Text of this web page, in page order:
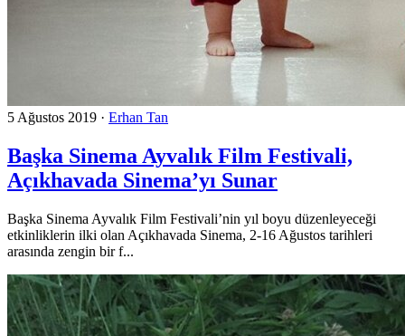
5 Ağustos 2019 · Erhan Tan
Başka Sinema Ayvalık Film Festivali,
Açıkhavada Sinema’yı Sunar
Başka Sinema Ayvalık Film Festivali’nin yıl boyu düzenleyeceği
etkinliklerin ilki olan Açıkhavada Sinema, 2-16 Ağustos tarihleri
arasında zengin bir f...